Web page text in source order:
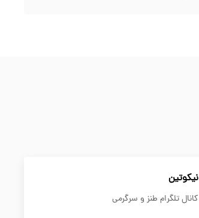
نیکوتین
کانال تلگرام طنز و سرگرمی